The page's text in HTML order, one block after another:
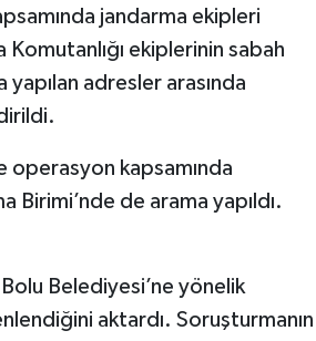
jandarma ekipleri
ekiplerinin sabah
adresler arasında
operasyon kapsamında
Birimi’nde de arama yapıldı.
Belediyesi’ne yönelik
aktardı. Soruşturmanın